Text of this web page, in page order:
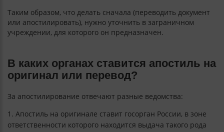
Таким образом, что делать сначала (переводить документ
или апостилировать), нужно уточнить в заграничном
учреждении, для которого он предназначен.
В каких органах ставится апостиль на
оригинал или перевод?
За апостилирование отвечают разные ведомства:
Апостиль на оригинале ставит госорган России, в зоне
ответственности которого находится выдача такого рода